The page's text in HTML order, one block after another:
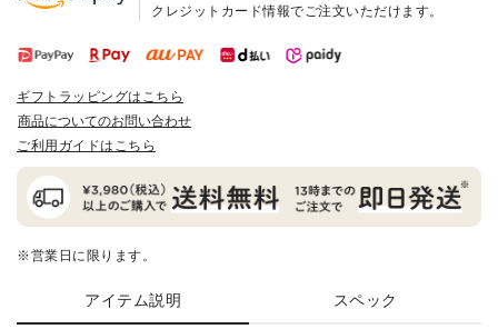
クレジットカード情報でご注文いただけます。
ギフトラッピングはこちら
商品についてのお問い合わせ
ご利用ガイドはこちら
※営業日に限ります。
アイテム説明 スペック